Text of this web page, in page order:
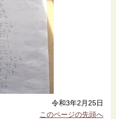
令和3年2月25日
このページの先頭へ